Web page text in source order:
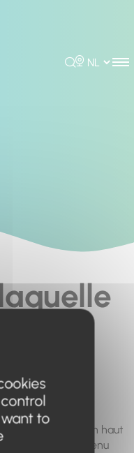
Rechercher
Choisir la
à
de recherche en haut
trouver le contenu
to